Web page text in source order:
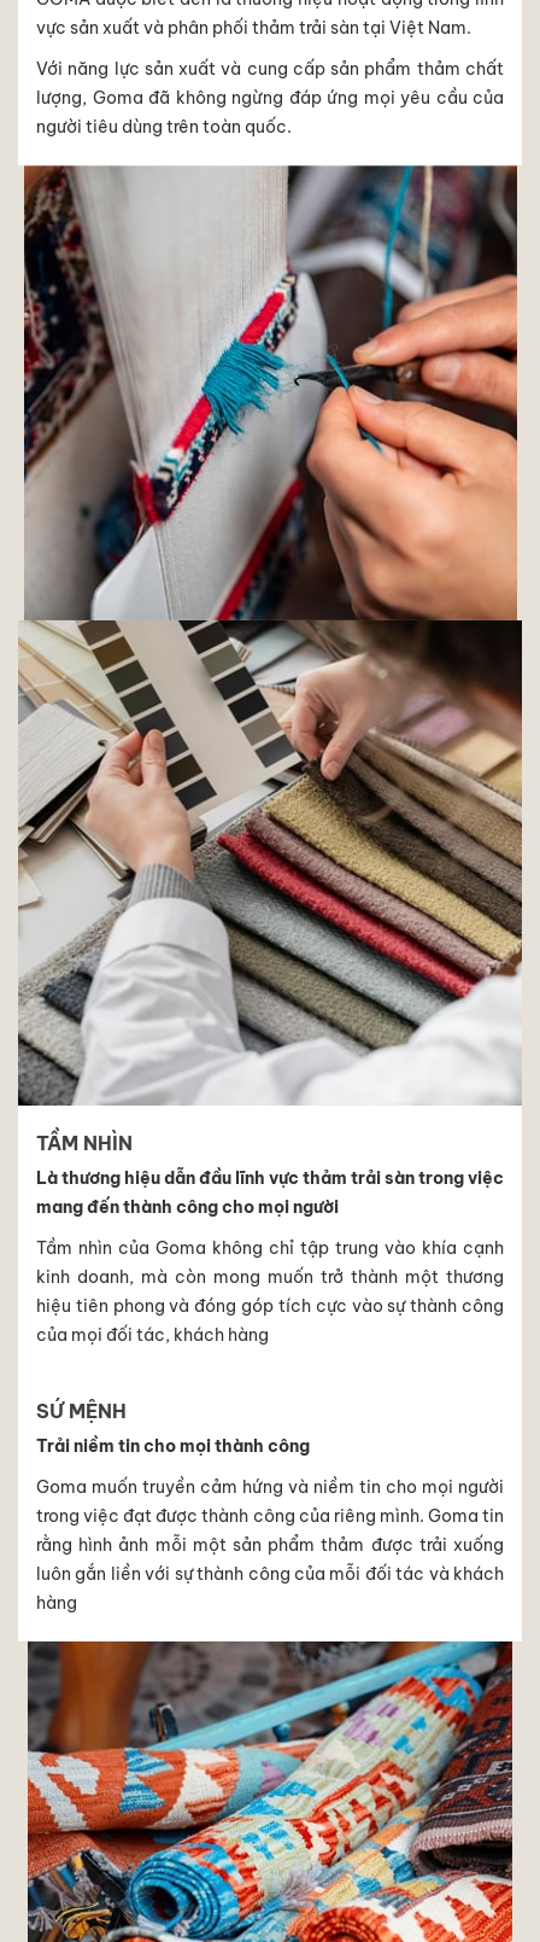
vực sản xuất và phân phối thảm trải sàn tại Việt Nam.
Với năng lực sản xuất và cung cấp sản phẩm thảm chất
lượng, Goma đã không ngừng đáp ứng mọi yêu cầu của
người tiêu dùng trên toàn quốc.
TẦM NHÌN
Là thương hiệu dẫn đầu lĩnh vực thảm trải sàn trong việc
mang đến thành công cho mọi người
Tầm nhìn của Goma không chỉ tập trung vào khía cạnh
kinh doanh, mà còn mong muốn trở thành một thương
hiệu tiên phong và đóng góp tích cực vào sự thành công
của mọi đối tác, khách hàng
SỨ MỆNH
Trải niềm tin cho mọi thành công
Goma muốn truyền cảm hứng và niềm tin cho mọi người
trong việc đạt được thành công của riêng mình. Goma tin
rằng hình ảnh mỗi một sản phẩm thảm được trải xuống
luôn gắn liền với sự thành công của mỗi đối tác và khách
hàng